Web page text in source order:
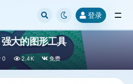
登录
大的图形工具
0 2.4K 免费